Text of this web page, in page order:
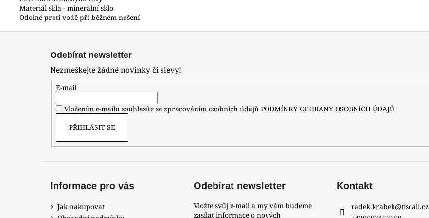
Materiál skla - minerální sklo
Odolné proti vodě při běžném nošení
Odebírat newsletter
Nezmeškejte žádné novinky či slevy!
E-mail
Vložením e-mailu souhlasíte se zpracováním osobních údajů PODMÍNKY OCHRANY OSOBNÍCH ÚDAJŮ
PŘIHLÁSIT SE
Informace pro vás
Jak nakupovat
Odebírat newsletter
Vložte svůj e-mail a my vám budeme
zasílat informace o nových
Kontakt
radek.krabek@tiscali.cz